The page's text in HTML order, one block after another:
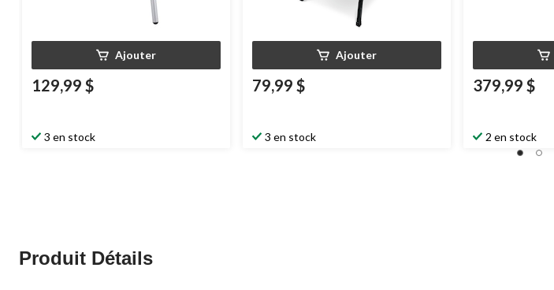
Ajouter
129,99 $
3 en stock
Ajouter
79,99 $
3 en stock
379,99 $
2 en stock
Produit Détails